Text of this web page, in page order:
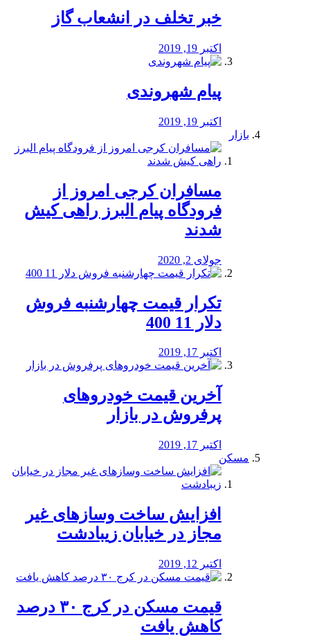
خبر تخلف در انشعاب گاز
اکتبر 19, 2019
پیام شهروندی
اکتبر 19, 2019
بازار
مسافران کرجی امروز از
فرودگاه پیام البرز راهی کیش
شدند
جولای 2, 2020
تکرار قیمت چهارشنبه فروش
دلار 11 400
اکتبر 17, 2019
آخرین قیمت خودرو‌های
پرفروش در بازار
اکتبر 17, 2019
مسکن
افزایش ساخت وسازهای غیر
مجاز در خیابان زیبادشت
اکتبر 12, 2019
️قیمت مسکن در کرج ۳۰ درصد
کاهش یافت